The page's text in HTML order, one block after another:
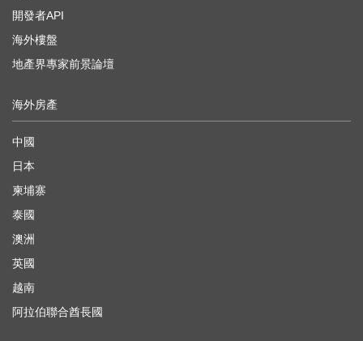
開發者API
海外樓盤
地產界專家前景論壇
海外房產
中國
日本
柬埔寨
泰國
澳洲
英國
越南
阿拉伯聯合酋長國